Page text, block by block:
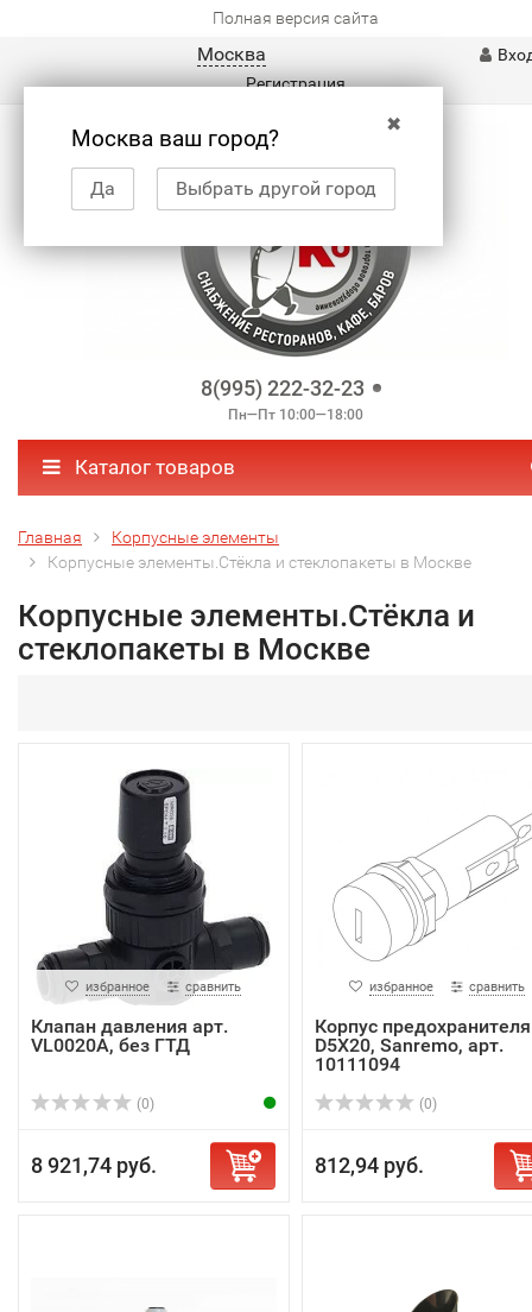
Полная версия сайта
Москва
✖
Москва ваш город?
Да Выбрать другой город
Регистрация
8(995) 222-32-23
Пн—Пт 10:00—18:00
Каталог товаров
Главная
Корпусные элементы
Корпусные элементы.Стёкла и стеклопакеты в Москве
Корпусные элементы.Стёкла и
стеклопакеты в Москве
избранное сравнить
Клапан давления арт.
VL0020A, без ГТД
(0)
8 921,74 руб.
избранное сравнить
Корпус предохранителя
D5X20, Sanremo, арт.
10111094
(0)
812,94 руб.